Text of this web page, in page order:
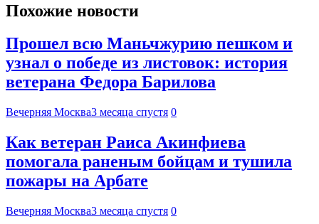
Похожие новости
Прошел всю Маньчжурию пешком и
узнал о победе из листовок: история
ветерана Федора Барилова
Вечерняя Москва3 месяца спустя 0
Как ветеран Раиса Акинфиева
помогала раненым бойцам и тушила
пожары на Арбате
Вечерняя Москва3 месяца спустя 0